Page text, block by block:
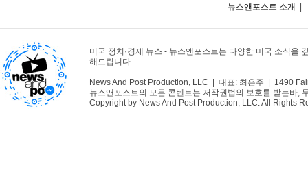
뉴스앤포스트 소개
미국 정치·경제 뉴스 - 뉴스앤포스트는 다양한 미국 소식을
해드립니다.
News And Post Production, LLC | 대표: 최은주 | 1490
뉴스앤포스트의 모든 콘텐트는 저작권법의 보호를 받는바,
Copyright by News And Post Production, LLC. All Rights